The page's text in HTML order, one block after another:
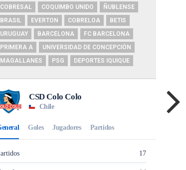
COBRESAL
COQUIMBO UNIDO
ÑUBLENSE
BRASIL
EVERTON COBRELOA
BETIS
URUGUAY
BARCELONA
FC BARCELONA
PRIMERA A
UNIVERSIDAD DE CONCEPCIÓN
MAGALLANES
PSG DEPORTES IQUIQUE